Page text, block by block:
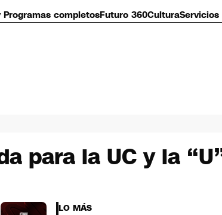
Programas completosFuturo 360CulturaServicios
para la UC y la
LO MÁS